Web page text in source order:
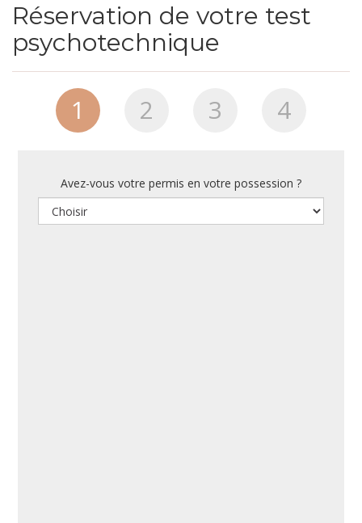
Réservation de votre test
psychotechnique
1 2 3 4
Avez-vous votre permis en votre possession ?